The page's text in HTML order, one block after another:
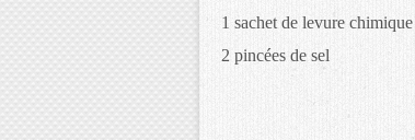
1 sachet de levure chimique
2 pincées de sel